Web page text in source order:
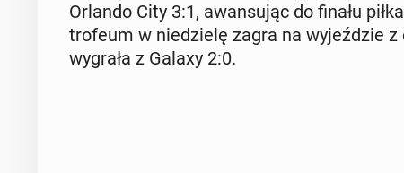
Orlando City 3:1, awan­su­jąc do finału
trofeum w nie­dzie­lę zagra na wy­jeź­dzie
wygrała z Galaxy 2:0.